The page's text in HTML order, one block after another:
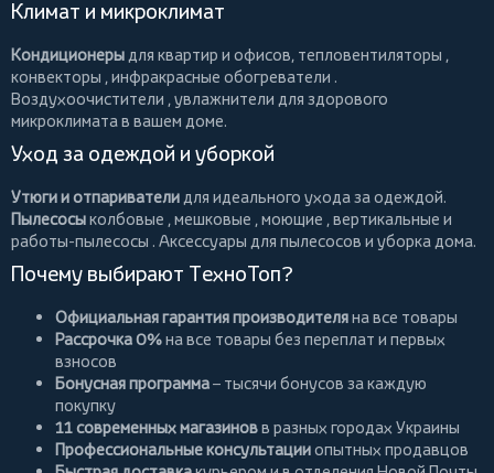
Климат и микроклимат
Кондиционерыдля квартир и офисов, тепловентиляторы ,
конвекторы ,инфракрасные обогреватели .
Воздухоочистители , увлажнители для здорового
микроклимата в вашем доме.
Уход за одеждой и уборкой
Утюги и отпаривателидля идеального ухода за одеждой.
Пылесосыколбовые ,мешковые ,моющие ,вертикальные и
работы-пылесосы . Аксессуары для пылесосов и уборка дома.
Почему выбирают ТехноТоп?
Официальная гарантия производителяна все товары
Рассрочка 0%на все товары без переплат и первых
взносов
Бонусная программа– тысячи бонусов за каждую
покупку
11 современных магазиновв разных городах Украины
Профессиональные консультацииопытных продавцов